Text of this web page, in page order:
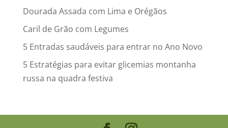
Dourada Assada com Lima e Orégãos
Caril de Grão com Legumes
5 Entradas saudáveis para entrar no Ano Novo
5 Estratégias para evitar glicemias montanha
russa na quadra festiva